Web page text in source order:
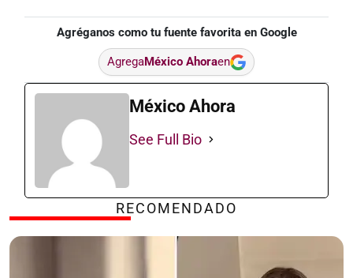
Agréganos como tu fuente favorita en Google
AgregaMéxico Ahoraen
México Ahora
See Full Bio
RECOMENDADO